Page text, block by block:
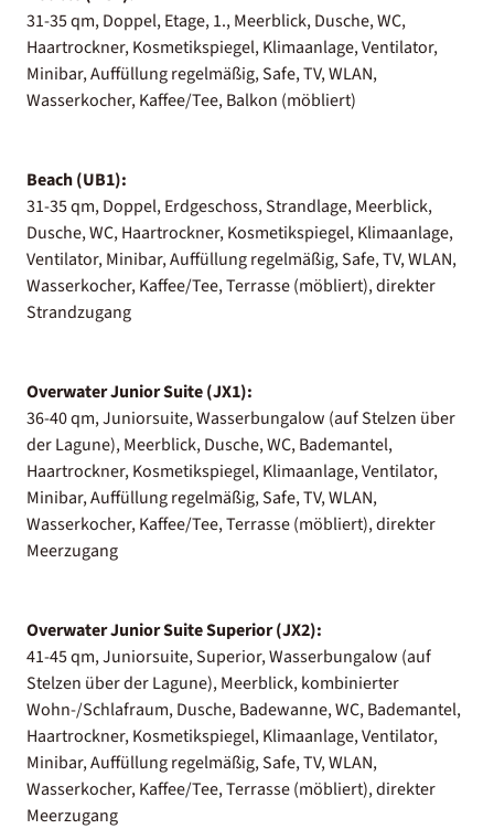
31-35 qm, Doppel, Etage, 1., Meerblick, Dusche, WC,
Haartrockner, Kosmetikspiegel, Klimaanlage, Ventilator,
Minibar, Auffüllung regelmäßig, Safe, TV, WLAN,
Wasserkocher, Kaffee/Tee, Balkon (möbliert)
Beach (UB1):
31-35 qm, Doppel, Erdgeschoss, Strandlage, Meerblick,
Dusche, WC, Haartrockner, Kosmetikspiegel, Klimaanlage,
Ventilator, Minibar, Auffüllung regelmäßig, Safe, TV, WLAN,
Wasserkocher, Kaffee/Tee, Terrasse (möbliert), direkter
Strandzugang
Overwater Junior Suite (JX1):
36-40 qm, Juniorsuite, Wasserbungalow (auf Stelzen über
der Lagune), Meerblick, Dusche, WC, Bademantel,
Haartrockner, Kosmetikspiegel, Klimaanlage, Ventilator,
Minibar, Auffüllung regelmäßig, Safe, TV, WLAN,
Wasserkocher, Kaffee/Tee, Terrasse (möbliert), direkter
Meerzugang
Overwater Junior Suite Superior (JX2):
41-45 qm, Juniorsuite, Superior, Wasserbungalow (auf
Stelzen über der Lagune), Meerblick, kombinierter
Wohn-/Schlafraum, Dusche, Badewanne, WC, Bademantel,
Haartrockner, Kosmetikspiegel, Klimaanlage, Ventilator,
Minibar, Auffüllung regelmäßig, Safe, TV, WLAN,
Wasserkocher, Kaffee/Tee, Terrasse (möbliert), direkter
Meerzugang